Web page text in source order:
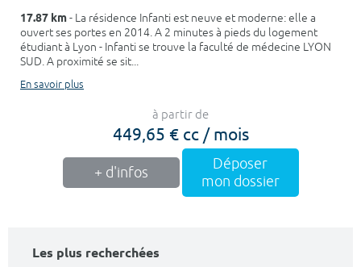
17.87 km- La résidence Infanti est neuve et moderne: elle a
ouvert ses portes en 2014. A 2 minutes à pieds du logement
étudiant à Lyon - Infanti se trouve la faculté de médecine LYON
SUD. A proximité se sit...
En savoir plus
à partir de
449,65 € cc / mois
+ d'infos
Déposer
mon dossier
Les plus recherchées